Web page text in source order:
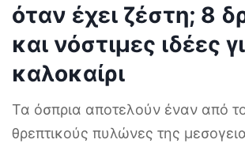
όταν έχει ζέστη; 8
και νόστιμες ιδέες
καλοκαίρι
Τα όσπρια αποτελούν έναν από
θρεπτικούς πυλώνες της